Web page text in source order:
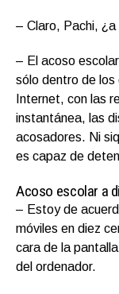
– Claro, Pachi,
– El acoso
sólo dentro de los
Internet, con las
instantánea, las
acosadores. Ni
es capaz de
Acoso escolar a
– Estoy de
móviles en diez
cara de la
del ordenador.